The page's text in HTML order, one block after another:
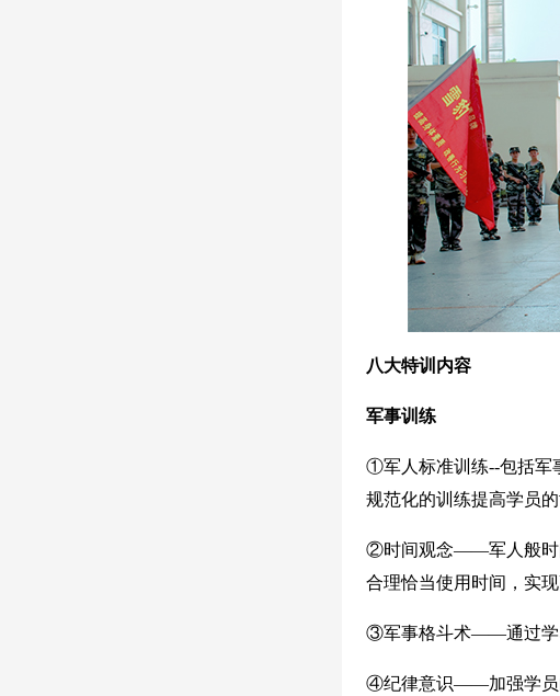
八大特训内容
军事训练
①军人标准训练--包括军
规范化的训练提高学员
②时间观念——军人般时
合理恰当使用时间，实
③军事格斗术——通过学
④纪律意识——加强学员